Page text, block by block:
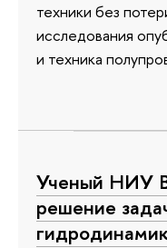
техники без
исследования
и техника
Ученый НИУ
решение